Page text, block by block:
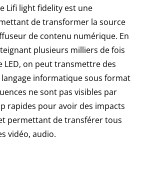
Lifi light fidelity est une
de transformer la source
de contenu numérique. En
plusieurs milliers de fois
LED, on peut transmettre des
informatique sous format
ne sont pas visibles par
rapides pour avoir des impacts
permettant de transférer tous
vidéo, audio.